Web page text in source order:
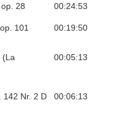
28
00:24:53
101
00:19:50
(La
00:05:13
142 Nr. 2 D
00:06:13